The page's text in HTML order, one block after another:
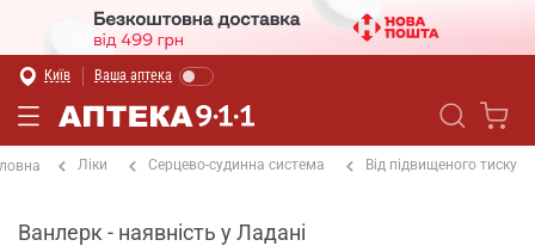
Київ Ваша аптека
Ліки Серцево-судинна система Від підвищеного тиску
Ванлерк - наявність у Ладані